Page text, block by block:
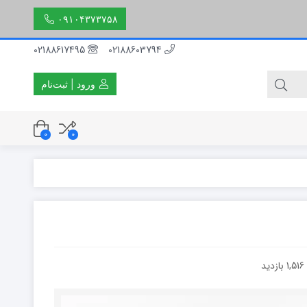
۰۹۱۰۴۳۷۳۷۵۸
02188617495
ورود | ثبت‌نام
0
0
1,516 بازدید